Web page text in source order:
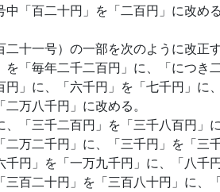
「百二十円」を「二百円」に改める
十一号）の一部を次のように改正す
「毎年二千二百円」に、「につき
」に、「六千円」を「七千円」に
万八千円」に改める。
「三千二百円」を「三千八百円」
二万二千円」に、「三千円」を「三
円」を「一万九千円」に、「八千
百二十円」を「三百八十円」に、